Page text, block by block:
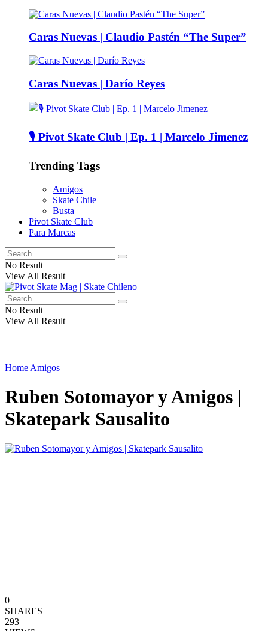
Caras Nuevas | Claudio Pastén “The Super”
Caras Nuevas | Darío Reyes
🎙️ Pivot Skate Club | Ep. 1 | Marcelo Jimenez
Trending Tags
Amigos
Skate Chile
Busta
Pivot Skate Club
Para Marcas
No Result
View All Result
No Result
View All Result
Home Amigos
Ruben Sotomayor y Amigos |
Skatepark Sausalito
0
SHARES
293